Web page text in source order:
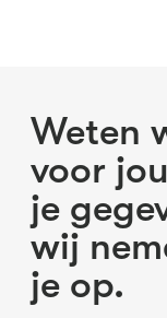
Weten
voor
je
wij
je op.